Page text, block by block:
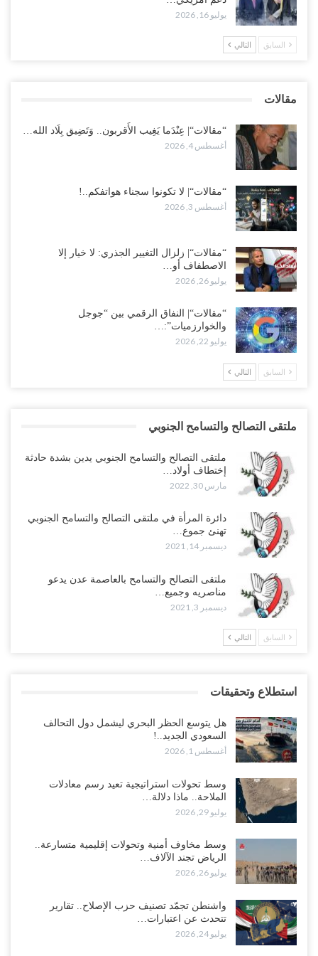
“تعز“| مع اقتراب إعادة الهيكلة السعودية.. سباق بين طارق والإصلاح
لإشعال حرب..!
أغسطس 2, 2026
أغسطس 2, 2026
يوليو 16, 2026
السابق التالي
مقالات
“مقالات“| عِنْدَما يَغِيب الأَقربون.. وَتَضِيق بِلَاد الله…
أغسطس 4, 2026
“مقالات“| لا تكونوا سجناء هواتفكم..!
أغسطس 3, 2026
“مقالات“| زلزال التغيير الجذري: لا خيار إلا
الاصطفاف أو…
يوليو 26, 2026
“مقالات“| النفاق الرقمي بين “جوجل
والخوارزميات”:…
يوليو 22, 2026
السابق التالي
ملتقى التصالح والتسامح الجنوبي
ملتقى التصالح والتسامح الجنوبي يدين بشدة حادثة
إختطاف أولاد…
مارس 30, 2022
دائرة المرأة في ملتقى التصالح والتسامح الجنوبي
تهنئ جموع…
ديسمبر 14, 2021
ملتقى التصالح والتسامح بالعاصمة عدن يدعو
مناصريه وجميع…
ديسمبر 3, 2021
السابق التالي
استطلاع وتحقيقات
هل يتوسع الحظر البحري ليشمل دول التحالف
السعودي الجديد..!
أغسطس 1, 2026
وسط تحولات استراتيجية تعيد رسم معادلات
الملاحة.. ماذا دلالة…
يوليو 29, 2026
وسط مخاوف أمنية وتحولات إقليمية متسارعة..
الرياض تجند الآلاف…
يوليو 26, 2026
واشنطن تجمّد تصنيف حزب الإصلاح.. تقارير
تتحدث عن اعتبارات…
يوليو 24, 2026